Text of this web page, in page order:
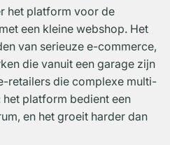
het platform voor de
een kleine webshop. Het
van serieuze e-commerce,
die vanuit een garage zijn
retailers die complexe multi-
platform bedient een
en het groeit harder dan